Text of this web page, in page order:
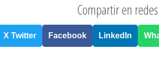
Compartir en redes
X Twitter Facebook LinkedIn